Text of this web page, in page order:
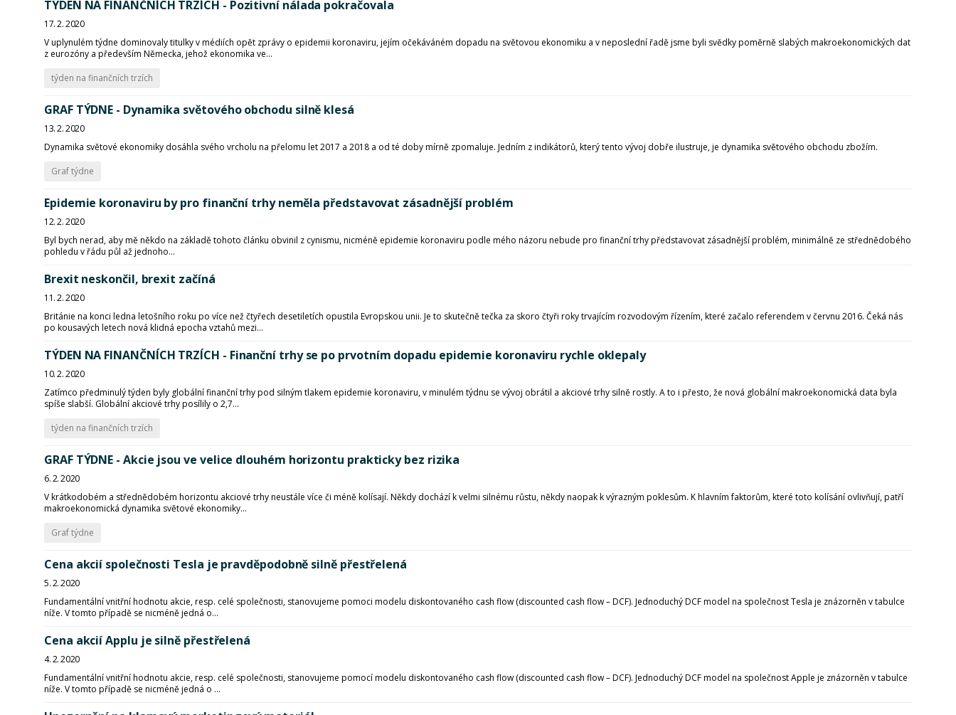
TÝDEN NA FINANČNÍCH TRZÍCH - Pozitivní nálada pokračovala
17. 2. 2020
V uplynulém týdne dominovaly titulky v médiích opět zprávy o epidemii koronaviru, jejím očekáváném dopadu na světovou ekonomiku a v neposlední řadě jsme byli svědky poměrně slabých makroekonomických dat
z eurozóny a především Německa, jehož ekonomika ve...
týden na finančních trzích
GRAF TÝDNE - Dynamika světového obchodu silně klesá
13. 2. 2020
Dynamika světové ekonomiky dosáhla svého vrcholu na přelomu let 2017 a 2018 a od té doby mírně zpomaluje. Jedním z indikátorů, který tento vývoj dobře ilustruje, je dynamika světového obchodu zbožím.
Graf týdne
Epidemie koronaviru by pro finanční trhy neměla představovat zásadnější problém
12. 2. 2020
Byl bych nerad, aby mě někdo na základě tohoto článku obvinil z cynismu, nicméně epidemie koronaviru podle mého názoru nebude pro finanční trhy představovat zásadnější problém, minimálně ze střednědobého
pohledu v řádu půl až jednoho...
Brexit neskončil, brexit začíná
11. 2. 2020
Británie na konci ledna letošního roku po více než čtyřech desetiletích opustila Evropskou unii. Je to skutečně tečka za skoro čtyři roky trvajícím rozvodovým řízením, které začalo referendem v červnu 2016. Čeká nás
po kousavých letech nová klidná epocha vztahů mezi...
TÝDEN NA FINANČNÍCH TRZÍCH - Finanční trhy se po prvotním dopadu epidemie koronaviru rychle oklepaly
10. 2. 2020
Zatímco předminulý týden byly globální finanční trhy pod silným tlakem epidemie koronaviru, v minulém týdnu se vývoj obrátil a akciové trhy silně rostly. A to i přesto, že nová globální makroekonomická data byla
spíše slabší. Globální akciové trhy posílily o 2,7...
týden na finančních trzích
GRAF TÝDNE - Akcie jsou ve velice dlouhém horizontu prakticky bez rizika
6. 2. 2020
V krátkodobém a střednědobém horizontu akciové trhy neustále více či méně kolísají. Někdy dochází k velmi silnému růstu, někdy naopak k výrazným poklesům. K hlavním faktorům, které toto kolísání ovlivňují, patří
makroekonomická dynamika světové ekonomiky...
Graf týdne
Cena akcií společnosti Tesla je pravděpodobně silně přestřelená
5. 2. 2020
Fundamentální vnitřní hodnotu akcie, resp. celé společnosti, stanovujeme pomoci modelu diskontovaného cash flow (discounted cash flow – DCF). Jednoduchý DCF model na společnost Tesla je znázorněn v tabulce
níže. V tomto případě se nicméně jedná o...
Cena akcií Applu je silně přestřelená
4. 2. 2020
Fundamentální vnitřní hodnotu akcie, resp. celé společnosti, stanovujeme pomocí modelu diskontovaného cash flow (discounted cash flow – DCF). Jednoduchý DCF model na společnost Apple je znázorněn v tabulce
níže. V tomto případě se nicméně jedná o ...